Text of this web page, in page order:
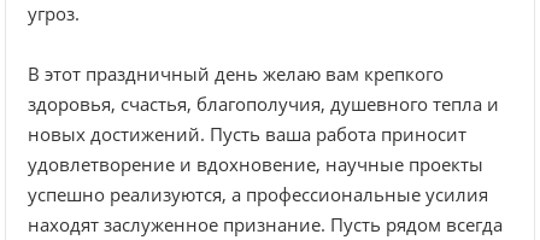
угроз.
В этот праздничный день желаю вам крепкого
здоровья, счастья, благополучия, душевного тепла и
новых достижений. Пусть ваша работа приносит
удовлетворение и вдохновение, научные проекты
успешно реализуются, а профессиональные усилия
находят заслуженное признание. Пусть рядом всегда